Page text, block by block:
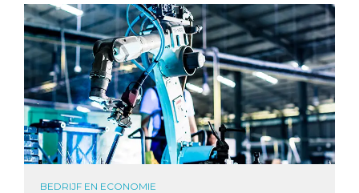
BEDRIJF EN ECONOMIE